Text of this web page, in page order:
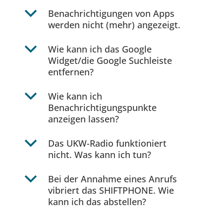
b
Benachrichtigungen von Apps
werden nicht (mehr) angezeigt.
b
Wie kann ich das Google
Widget/die Google Suchleiste
entfernen?
b
Wie kann ich
Benachrichtigungspunkte
anzeigen lassen?
b
Das UKW-Radio funktioniert
nicht. Was kann ich tun?
b
Bei der Annahme eines Anrufs
vibriert das SHIFTPHONE. Wie
kann ich das abstellen?